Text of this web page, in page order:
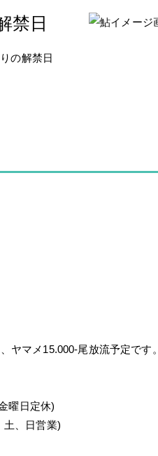
禁日
の解禁日
ヤマメ15.000-尾放流予定です。
曜日定休)
、日営業)